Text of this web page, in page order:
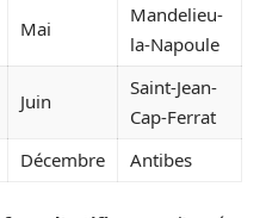
Mai
Mandelieu-
la-Napoule
Juin
Saint-Jean-
Cap-Ferrat
Décembre Antibes